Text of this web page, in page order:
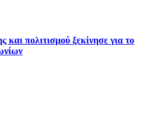
πολιτισμού ξεκίνησε για το